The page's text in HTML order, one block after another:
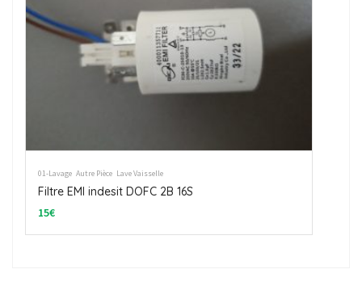
01-Lavage Lave Vaisselle Sécurité de porte
Bandeau complet Indesit DOFC 2B 16S
30€